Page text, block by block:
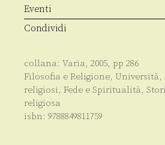
del
mondo
moderno
Eventi
Condividi
collana: Varia, 2005, pp 286
Filosofia e Religione, Università,
religiosi, Fede e Spiritualità,
religiosa
isbn: 9788849811759